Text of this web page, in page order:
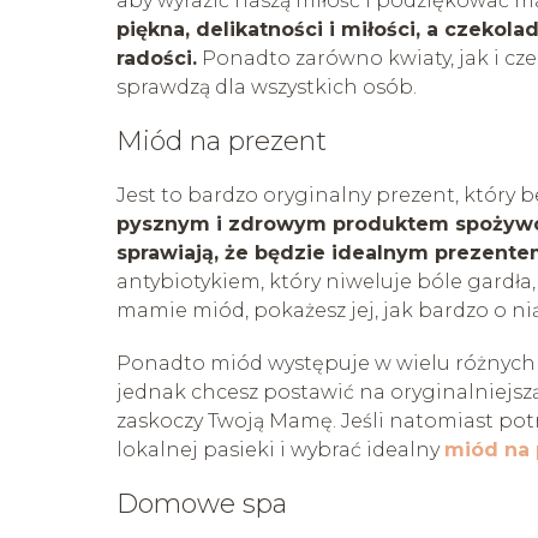
piękna, delikatności i miłości, a
radości. Ponadto zarówno kwiaty, jak i
sprawdzą dla wszystkich osób.
Miód na prezent
Jest to bardzo oryginalny prezent, który
pysznym i zdrowym produktem
sprawiają, że będzie idealnym
antybiotykiem, który niweluje bóle
mamie miód, pokażesz jej, jak bardzo o
Ponadto miód występuje w wielu
jednak chcesz postawić na
zaskoczy Twoją Mamę. Jeśli natomiast
lokalnej pasieki i wybrać idealny miód na
Domowe spa